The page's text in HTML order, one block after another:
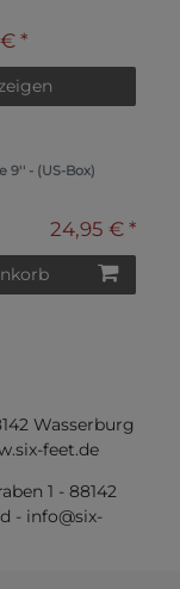
*
9'' - (US-Box)
24,95 € *
Wasserburg
feet.de
1 - 88142
- info@six-